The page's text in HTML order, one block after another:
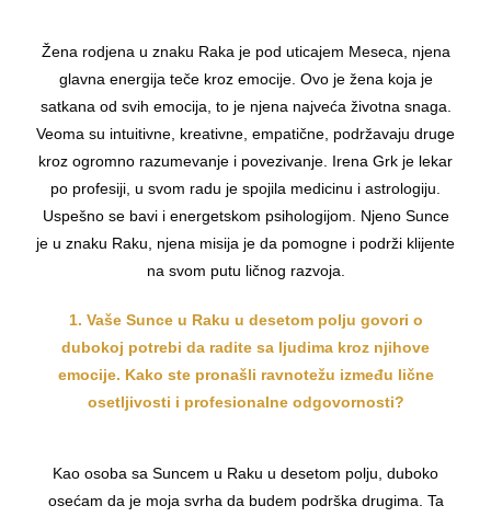
Žena rodjena u znaku Raka je pod uticajem Meseca, njena
glavna energija teče kroz emocije. Ovo je žena koja je
satkana od svih emocija, to je njena najveća životna snaga.
Veoma su intuitivne, kreativne, empatične, podržavaju druge
kroz ogromno razumevanje i povezivanje. Irena Grk je lekar
po profesiji, u svom radu je spojila medicinu i astrologiju.
Uspešno se bavi i energetskom psihologijom. Njeno Sunce
je u znaku Raku, njena misija je da pomogne i podrži klijente
na svom putu ličnog razvoja.
1. Vaše Sunce u Raku u desetom polju govori o
dubokoj potrebi da radite sa ljudima kroz njihove
emocije. Kako ste pronašli ravnotežu između lične
osetljivosti i profesionalne odgovornosti?
Kao osoba sa Suncem u Raku u desetom polju, duboko
osećam da je moja svrha da budem podrška drugima. Ta